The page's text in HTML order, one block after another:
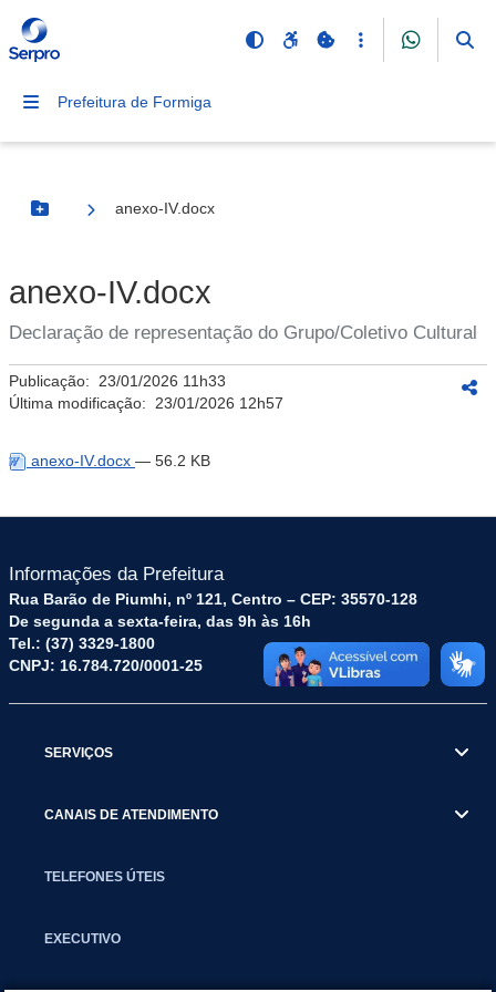
Prefeitura de Formiga
Botão Menu
anexo-IV.docx
anexo-IV.docx
Declaração de representação do Grupo/Coletivo Cultural
Publicação: 23/01/2026 11h33
Última modificação: 23/01/2026 12h57
anexo-IV.docx — 56.2 KB
Informações da Prefeitura
Rua Barão de Piumhi, nº 121, Centro – CEP: 35570-128
De segunda a sexta-feira, das 9h às 16h
Tel.: (37) 3329-1800
CNPJ: 16.784.720/0001-25
SERVIÇOS
CANAIS DE ATENDIMENTO
TELEFONES ÚTEIS
EXECUTIVO